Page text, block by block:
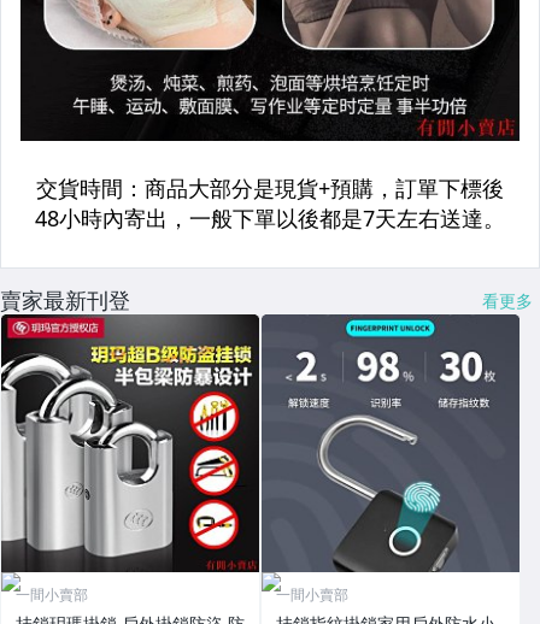
賣家最新刊登 看更多
一間小賣部 一間小賣部